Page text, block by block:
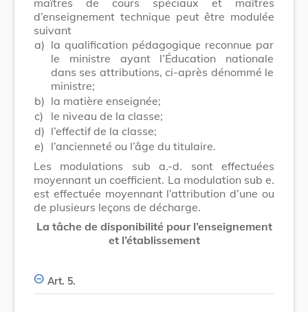
d’enseignement technique peut être modulée
suivant
a) la qualification pédagogique reconnue par
le ministre ayant l’Éducation nationale
dans ses attributions, ci-après dénommé le
ministre;
b) la matière enseignée;
c)
le niveau de la classe;
d) l’effectif de la classe;
e) l’ancienneté ou l’âge du titulaire.
Les modulations sub a.-d. sont effectuées
moyennant un coefficient. La modulation sub e.
est effectuée moyennant l’attribution d’une ou
de plusieurs leçons de décharge.
La tâche de disponibilité pour l’enseignement
et l’établissement
Art. 5.